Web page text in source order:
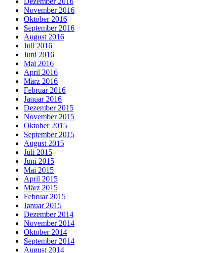
November 2016
Oktober 2016
September 2016
August 2016
Juli 2016
Juni 2016
Mai 2016
April 2016
März 2016
Februar 2016
Januar 2016
Dezember 2015
November 2015
Oktober 2015
September 2015
August 2015
Juli 2015
Juni 2015
Mai 2015
April 2015
März 2015
Februar 2015
Januar 2015
Dezember 2014
November 2014
Oktober 2014
September 2014
August 2014